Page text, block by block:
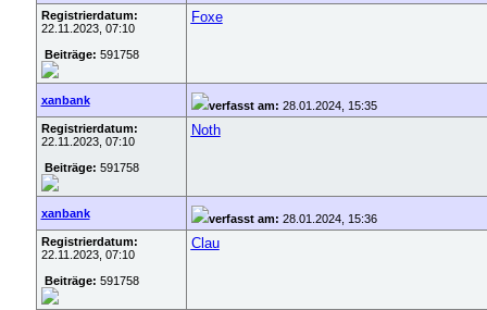
Registrierdatum:
22.11.2023, 07:10
Beiträge: 591758
Foxe
xanbank verfasst am: 28.01.2024, 15:35
Registrierdatum:
22.11.2023, 07:10
Beiträge: 591758
Noth
xanbank verfasst am: 28.01.2024, 15:36
Registrierdatum:
22.11.2023, 07:10
Beiträge: 591758
Clau